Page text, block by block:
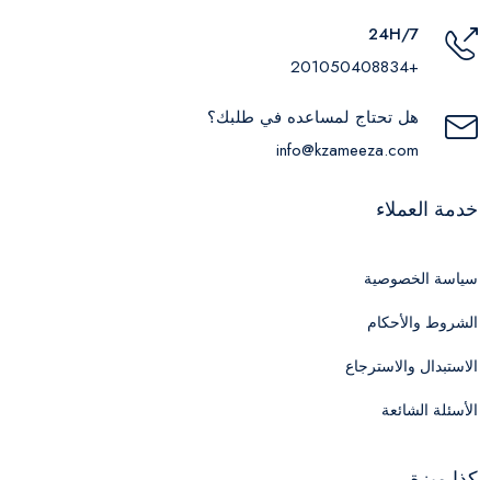
24H/7
+201050408834
هل تحتاج لمساعده في طلبك؟
info@kzameeza.com
خدمة العملاء
سياسة الخصوصية
الشروط والأحكام
الاستبدال والاسترجاع
الأسئلة الشائعة